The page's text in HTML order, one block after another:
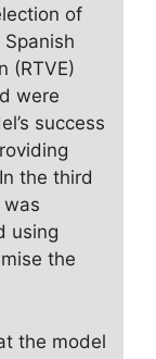
of
(RTVE)
were
success
the third
using
the
the model